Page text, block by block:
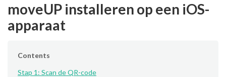
moveUP installeren op een iOS-
apparaat
Contents
Stap 1: Scan de QR-code